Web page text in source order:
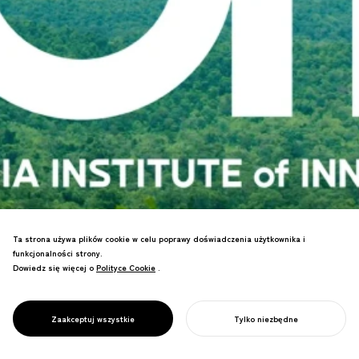
ASIA INSTITUTE
OF INNOVATION
future of the planet from the far corners
Ta strona używa plików cookie w celu poprawy doświadczenia użytkownika i
funkcjonalności strony.
Dowiedz się więcej o Polityce Cookie
Polityce Cookie .
Zaakceptuj wszystkie Tylko niezbędne